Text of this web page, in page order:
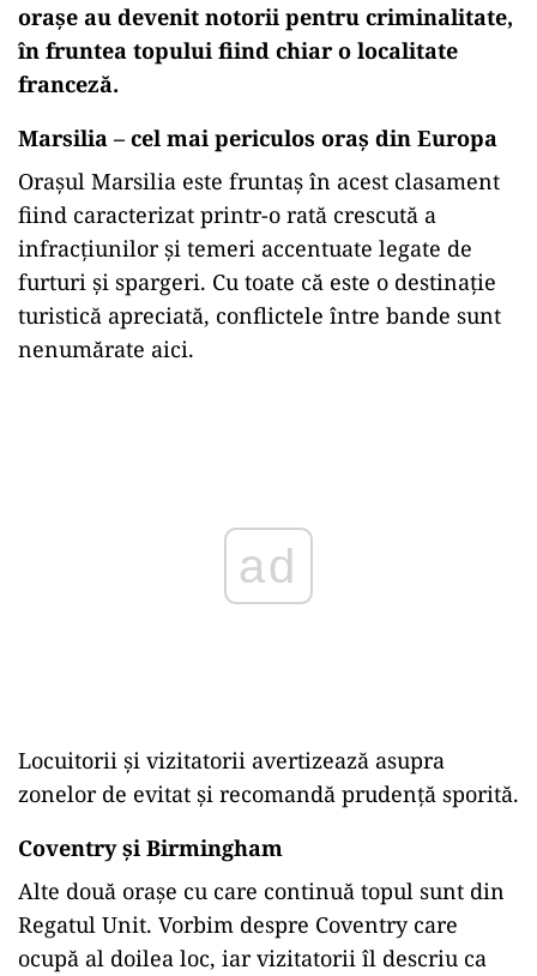
orașe au devenit notorii pentru criminalitate,
în fruntea topului fiind chiar o localitate
franceză.
Marsilia – cel mai periculos oraș din Europa
Orașul Marsilia este fruntaș în acest clasament
fiind caracterizat printr-o rată crescută a
infracțiunilor și temeri accentuate legate de
furturi și spargeri. Cu toate că este o destinație
turistică apreciată, conflictele între bande sunt
nenumărate aici.
ad
Locuitorii și vizitatorii avertizează asupra
zonelor de evitat și recomandă prudență sporită.
Coventry și Birmingham
Alte două orașe cu care continuă topul sunt din
Regatul Unit. Vorbim despre Coventry care
ocupă al doilea loc, iar vizitatorii îl descriu ca